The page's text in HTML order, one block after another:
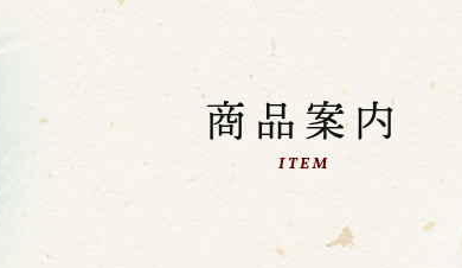
商品案内
ITEM